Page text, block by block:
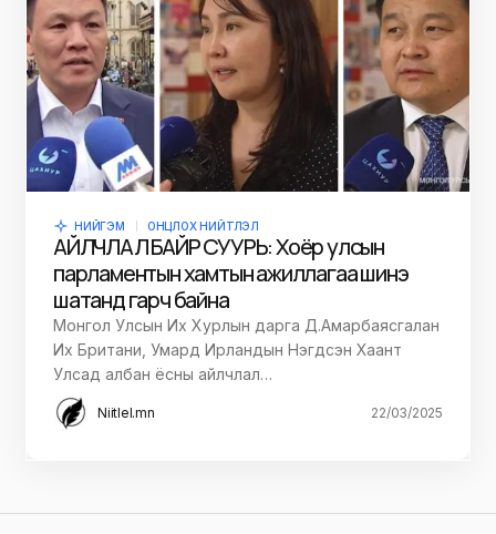
НИЙГЭМ ОНЦЛОХ НИЙТЛЭЛ
АЙЛЧЛАЛ БАЙР СУУРЬ: Хоёр улсын
парламентын хамтын ажиллагаа шинэ
шатанд гарч байна
​Монгол Улсын Их Хурлын дарга Д.Амарбаясгалан
Их Британи, Умард Ирландын Нэгдсэн Хаант
Улсад албан ёсны айлчлал…
Niitlel.mn 22/03/2025